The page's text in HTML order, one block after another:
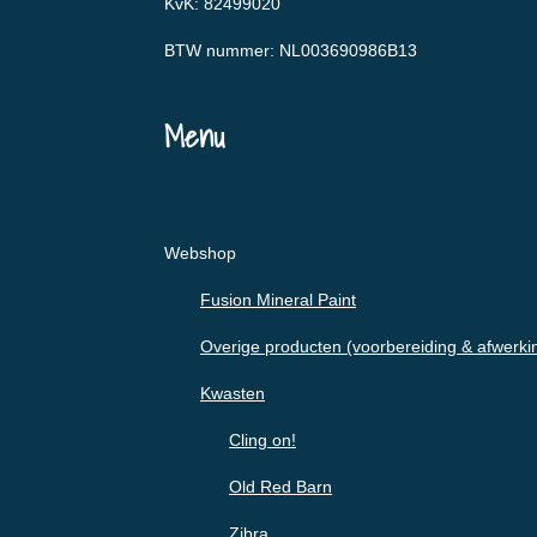
BTW nummer: NL003690986B13
Menu
Webshop
Fusion Mineral Paint
Overige producten (voorbereiding &
Kwasten
Cling on!
Old Red Barn